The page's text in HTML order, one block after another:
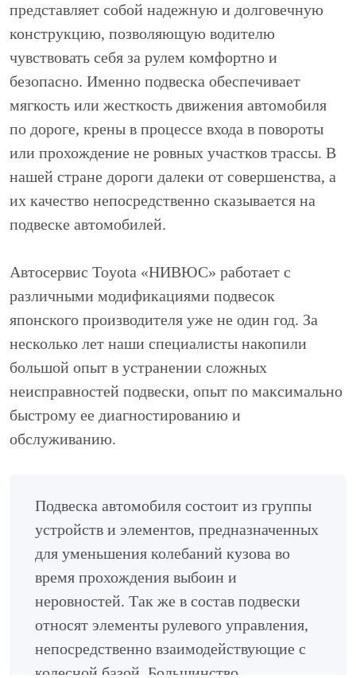
представляет собой надежную и долговечную
конструкцию, позволяющую водителю
чувствовать себя за рулем комфортно и
безопасно. Именно подвеска обеспечивает
мягкость или жесткость движения автомобиля
по дороге, крены в процессе входа в повороты
или прохождение не ровных участков трассы. В
нашей стране дороги далеки от совершенства, а
их качество непосредственно сказывается на
подвеске автомобилей.
Автосервис Toyota «НИВЮС» работает с
различными модификациями подвесок
японского производителя уже не один год. За
несколько лет наши специалисты накопили
большой опыт в устранении сложных
неисправностей подвески, опыт по максимально
быстрому ее диагностированию и
обслуживанию.
Подвеска автомобиля состоит из группы
устройств и элементов, предназначенных
для уменьшения колебаний кузова во
время прохождения выбоин и
неровностей. Так же в состав подвески
относят элементы рулевого управления,
непосредственно взаимодействующие с
колесной базой. Большинство